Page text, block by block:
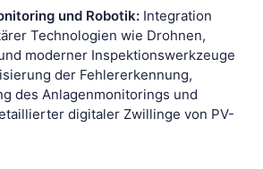
und Robotik: Integration
Technologien wie Drohnen,
moderner Inspektionswerkzeuge
der Fehlererkennung,
des Anlagenmonitorings und
digitaler Zwillinge von PV-